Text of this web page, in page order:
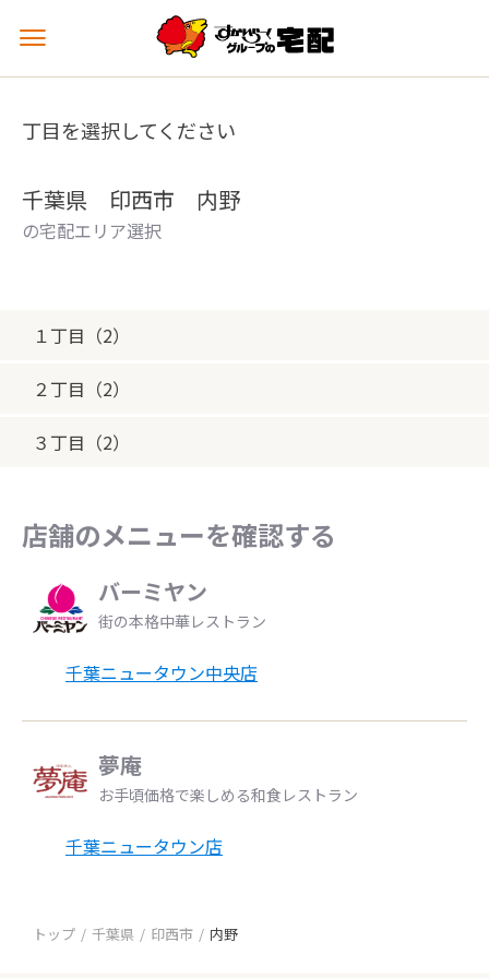
メ
ュ
を
丁目を選択してください
千葉県 印西市 内野
の宅配エリア選択
１丁目（2）
２丁目（2）
３丁目（2）
店舗のメニューを確認する
バーミヤン
街の本格中華レストラン
千葉ニュータウン中央店
夢庵
お手頃価格で楽しめる和食レストラン
千葉ニュータウン店
トップ 千葉県 印西市 内野